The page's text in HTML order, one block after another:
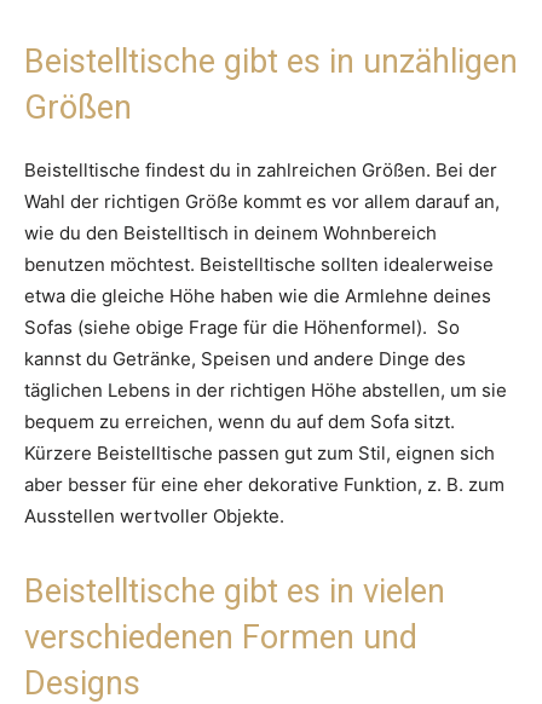
Beistelltische gibt es in unzähligen
Größen
Beistelltische findest du in zahlreichen Größen. Bei der
Wahl der richtigen Größe kommt es vor allem darauf an,
wie du den Beistelltisch in deinem Wohnbereich
benutzen möchtest. Beistelltische sollten idealerweise
etwa die gleiche Höhe haben wie die Armlehne deines
Sofas (siehe obige Frage für die Höhenformel). So
kannst du Getränke, Speisen und andere Dinge des
täglichen Lebens in der richtigen Höhe abstellen, um sie
bequem zu erreichen, wenn du auf dem Sofa sitzt.
Kürzere Beistelltische passen gut zum Stil, eignen sich
aber besser für eine eher dekorative Funktion, z. B. zum
Ausstellen wertvoller Objekte.
Beistelltische gibt es in vielen
verschiedenen Formen und
Designs